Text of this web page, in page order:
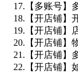
17.【多账号】
18.【开店铺】
19.【开店铺】
20.【开店铺】
21.【开店铺】
22.【开店铺】